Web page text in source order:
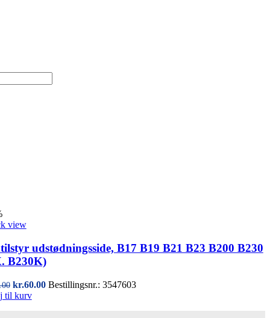
view
udstødningsside, B17 B19 B21 B23 B200 B230
B230K)
Den
oprindelige
kr.60.00Den
Bestillingsnr.: 3547603
til kurv